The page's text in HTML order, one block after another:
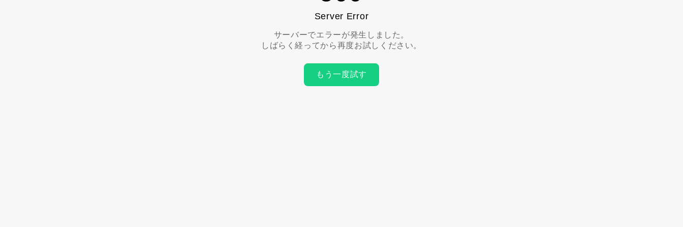
Server Error
サーバーでエラーが発生しました。
しばらく経ってから再度お試しください。
もう一度試す